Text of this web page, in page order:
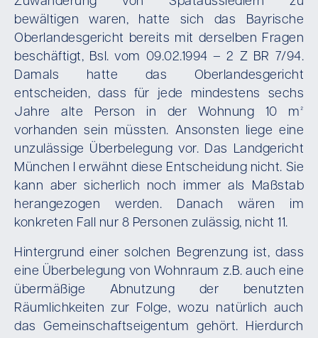
bewältigen waren, hatte sich das Bayrische
Oberlandesgericht bereits mit derselben Fragen
beschäftigt, Bsl. vom 09.02.1994 – 2 Z BR 7/94.
Damals hatte das Oberlandesgericht
entscheiden, dass für jede mindestens sechs
Jahre alte Person in der Wohnung 10 m²
vorhanden sein müssten. Ansonsten liege eine
unzulässige Überbelegung vor. Das Landgericht
München I erwähnt diese Entscheidung nicht. Sie
kann aber sicherlich noch immer als Maßstab
herangezogen werden. Danach wären im
konkreten Fall nur 8 Personen zulässig, nicht 11.
Hintergrund einer solchen Begrenzung ist, dass
eine Überbelegung von Wohnraum z.B. auch eine
übermäßige Abnutzung der benutzten
Räumlichkeiten zur Folge, wozu natürlich auch
das Gemeinschaftseigentum gehört. Hierdurch